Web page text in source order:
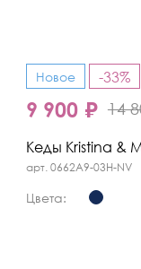
Новое -33%
9 900 ₽ 14
Кеды Kristina &
арт. 0662A9-03H-NV
Цвета: